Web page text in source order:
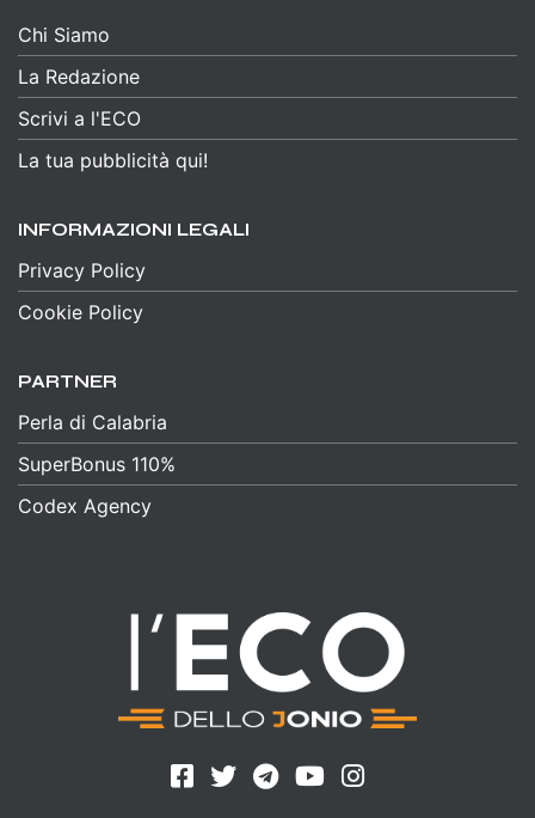
Chi Siamo
La Redazione
Scrivi a l'ECO
La tua pubblicità qui!
INFORMAZIONI LEGALI
Privacy Policy
Cookie Policy
PARTNER
Perla di Calabria
SuperBonus 110%
Codex Agency